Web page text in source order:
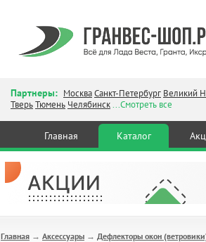
Партнеры: МоскваСанкт-Петербург Великий
ТверьТюмень Челябинск...Смотреть все
Главная Каталог
Главная → Аксессуары → Дефлекторы окон